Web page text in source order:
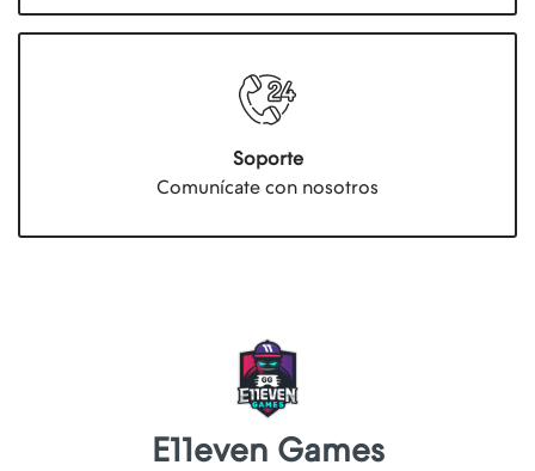
Soporte
Comunícate con nosotros
E11even Games